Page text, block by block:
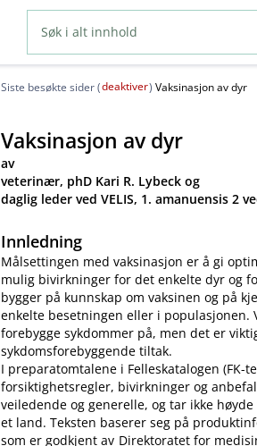
Siste besøkte sider (deaktiver) Vaksinasjon av dyr
Vaksinasjon av dyr
av
veterinær, phD Kari R. Lybeck og
daglig leder ved VELIS, 1. amanuensis 2
Innledning
Målsettingen med vaksinasjon er å gi
mulig bivirkninger for det enkelte dyr og
bygger på kunnskap om vaksinen og på
enkelte besetningen eller i populasjonen.
forebygge sykdommer på, men det er
sykdomsforebyggende tiltak.
I preparatomtalene i Felleskatalogen (FK-
forsiktighetsregler, bivirkninger og
veiledende og generelle, og tar ikke
et land. Teksten baserer seg på
som er godkjent av Direktoratet for